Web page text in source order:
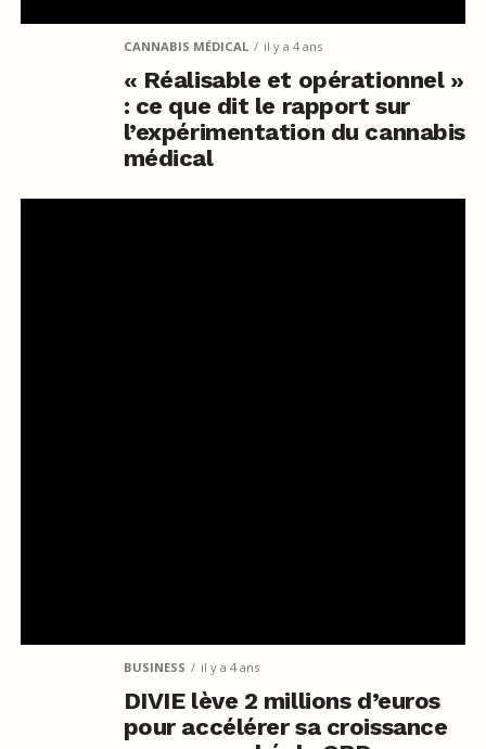
CANNABIS MÉDICAL il y a 4 ans
« Réalisable et opérationnel »
: ce que dit le rapport sur
l’expérimentation du cannabis
médical
BUSINESS il y a 4 ans
DIVIE lève 2 millions d’euros
pour accélérer sa croissance